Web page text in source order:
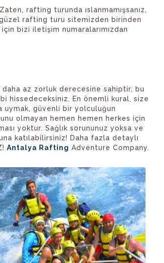
rafting turunda ıslanmamışsanız,
güzel rafting turu sitemizden birinden
bizi iletişim numaralarımızdan
az zorluk derecesine sahiptir, bu
hissedeceksiniz. En önemli kural, size
uymak, güvenli bir yolculuğun
olmayan hemen hemen herkes için
yoktur. Sağlık sorununuz yoksa ve
katılabilirsiniz! Daha fazla detaylı
! Antalya Rafting Adventure Company.